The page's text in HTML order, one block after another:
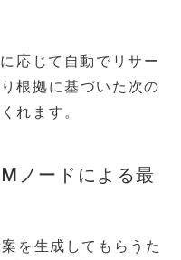
応じて自動でリサー
根拠に基づいた次の
れます。
ノードによる最
を生成してもらうた